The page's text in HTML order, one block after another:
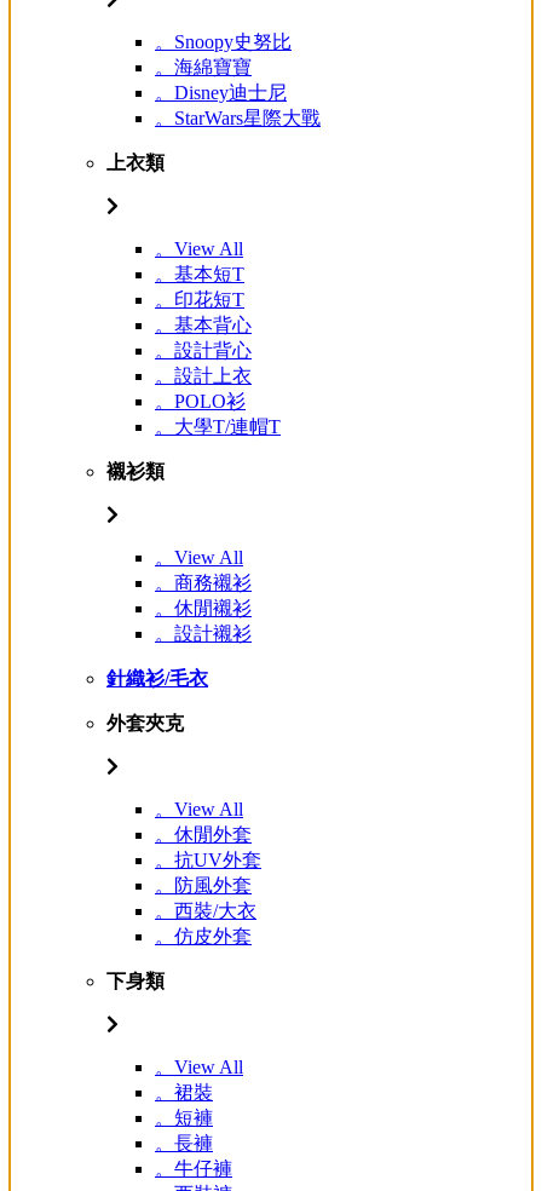
。Snoopy史努比
。海綿寶寶
。Disney迪士尼
。StarWars星際大戰
上衣類
。View All
。基本短T
。印花短T
。基本背心
。設計背心
。設計上衣
。POLO衫
。大學T/連帽T
襯衫類
。View All
。商務襯衫
。休閒襯衫
。設計襯衫
針織衫/毛衣
外套夾克
。View All
。休閒外套
。抗UV外套
。防風外套
。西裝/大衣
。仿皮外套
下身類
。View All
。裙裝
。短褲
。長褲
。牛仔褲